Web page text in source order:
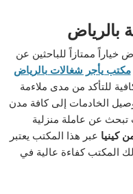
بالرياض
خياراً ممتازاً للباحثين عن
مكتب يأجر شغالات بالرياض
للتأكد من مدى ملاءمة
الخادمات إلى كافة مدن
تبحث عن عاملة منزلية
كينيا عبر هذا المكتب يعتبر
المكتب كفاءة عالية في